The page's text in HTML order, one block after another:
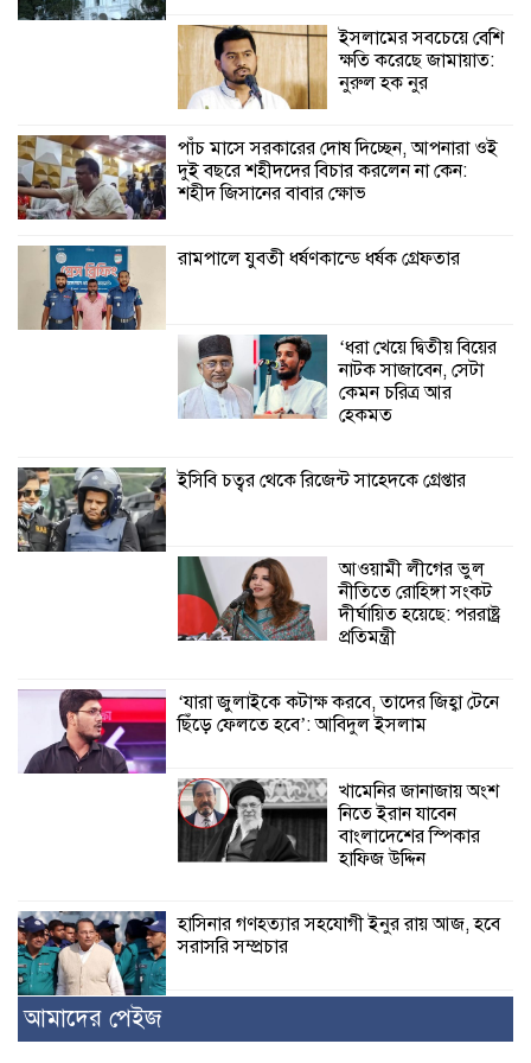
কালিগঞ্জে নিখোঁজ জেলের মরদেহ অবশেষে
মিলল ইছামতী নদীতে
শ্রীউলা ইউনিয়ন
বিএনপির ২নং ওয়ার্ডের
বিনিময় সভা
শ্যামনগরে বনবিভাগ ও সিএমসির সাথে
ইসলামের সবচেয়ে বেশি
ক্ষতি করেছে জামায়াত:
নুরুল হক নুর
পাঁচ মাসে সরকারের দোষ দিচ্ছেন, আপনারা ওই
দুই বছরে শহীদদের বিচার করলেন না কেন:
শহীদ জিসানের বাবার ক্ষোভ
রামপালে যুবতী ধর্ষণকান্ডে ধর্ষক গ্রেফতার
‘ধরা খেয়ে দ্বিতীয় বিয়ের
নাটক সাজাবেন, সেটা
কেমন চরিত্র আর
হেকমত
ইসিবি চত্বর থেকে রিজেন্ট সাহেদকে গ্রেপ্তার
আওয়ামী লীগের ভুল
নীতিতে রোহিঙ্গা সংকট
দীর্ঘায়িত হয়েছে: পররাষ্ট্র
প্রতিমন্ত্রী
‘যারা জুলাইকে কটাক্ষ করবে, তাদের জিহ্বা টেনে
ছিঁড়ে ফেলতে হবে’: আবিদুল ইসলাম
খামেনির জানাজায় অংশ
নিতে ইরান যাবেন
বাংলাদেশের স্পিকার
হাফিজ উদ্দিন
হাসিনার গণহত্যার সহযোগী ইনুর রায় আজ, হবে
সরাসরি সম্প্রচার
আমাদের পেইজ